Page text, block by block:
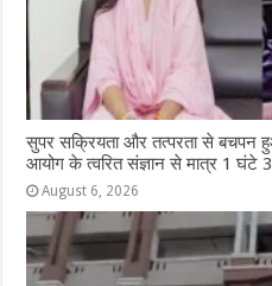
सुपर सक्रियता और तत्परता से बचपन
आयोग के त्वरित संज्ञान से मात्र 1 घंटे
August 6, 2026